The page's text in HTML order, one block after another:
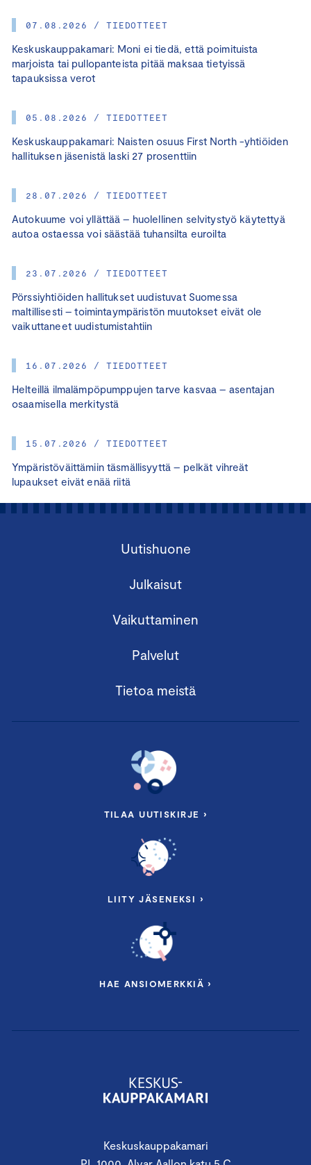
07.08.2026 / TIEDOTTEET
Keskuskauppakamari: Moni ei tiedä, että poimituista
marjoista tai pullopanteista pitää maksaa tietyissä
tapauksissa verot
05.08.2026 / TIEDOTTEET
Keskuskauppakamari: Naisten osuus First North -yhtiöiden
hallituksen jäsenistä laski 27 prosenttiin
28.07.2026 / TIEDOTTEET
Autokuume voi yllättää – huolellinen selvitystyö käytettyä
autoa ostaessa voi säästää tuhansilta euroilta
23.07.2026 / TIEDOTTEET
Pörssiyhtiöiden hallitukset uudistuvat Suomessa
maltillisesti – toimintaympäristön muutokset eivät ole
vaikuttaneet uudistumistahtiin
16.07.2026 / TIEDOTTEET
Helteillä ilmalämpöpumppujen tarve kasvaa – asentajan
osaamisella merkitystä
15.07.2026 / TIEDOTTEET
Ympäristöväittämiin täsmällisyyttä – pelkät vihreät
lupaukset eivät enää riitä
Keskuskauppakamari
Uutishuone
Julkaisut
Vaikuttaminen
Palvelut
Tietoa meistä
TILAA UUTISKIRJE ›
LIITY JÄSENEKSI ›
HAE ANSIOMERKKIÄ ›